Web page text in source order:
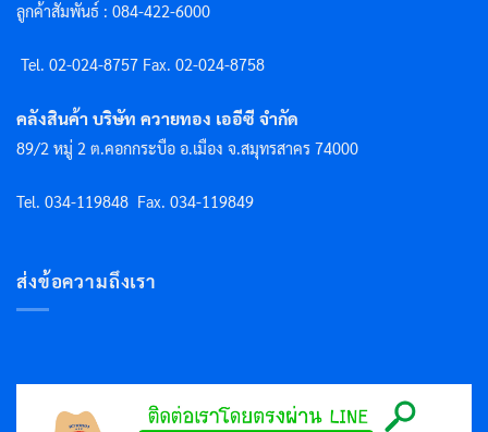
ลูกค้าสัมพันธ์ : 084-422-6000
Tel. 02-024-8757 Fax. 02-024-8758
คลังสินค้า บริษัท ควายทอง เออีซี จำกัด
89/2 หมู่ 2 ต.คอกกระบือ อ.เมือง จ.สมุทรสาคร 74000
Tel. 034-119848 Fax. 034-119849
ส่งข้อความถึงเรา